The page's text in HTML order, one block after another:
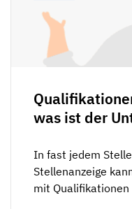
was ist der
In fast jedem
Stellenanzeige
mit